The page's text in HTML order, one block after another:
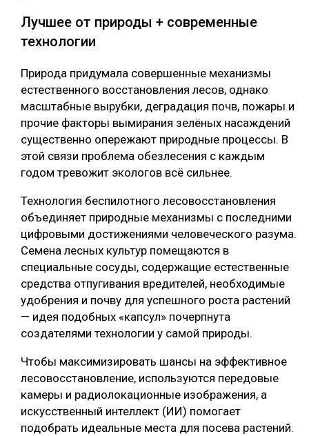
Лучшее от природы + современные
технологии
Природа придумала совершенные механизмы
естественного восстановления лесов, однако
масштабные вырубки, деградация почв, пожары и
прочие факторы вымирания зелёных насаждений
существенно опережают природные процессы. В
этой связи проблема обезлесения с каждым
годом тревожит экологов всё сильнее.
Технология беспилотного лесовосстановления
объединяет природные механизмы с последними
цифровыми достижениями человеческого разума.
Семена лесных культур помещаются в
специальные сосуды, содержащие естественные
средства отпугивания вредителей, необходимые
удобрения и почву для успешного роста растений
— идея подобных «капсул» почерпнута
создателями технологии у самой природы.
Чтобы максимизировать шансы на эффективное
лесовосстановление, используются передовые
камеры и радиолокационные изображения, а
искусственный интеллект (ИИ) помогает
подобрать идеальные места для посева растений.